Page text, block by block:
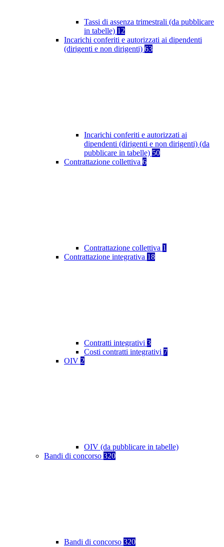
Tassi di assenza trimestrali (da pubblicare
in tabelle) 12
Incarichi conferiti e autorizzati ai dipendenti
(dirigenti e non dirigenti) 63
Incarichi conferiti e autorizzati ai
dipendenti (dirigenti e non dirigenti) (da
pubblicare in tabelle) 50
Contrattazione collettiva 6
Contrattazione collettiva 1
Contrattazione integrativa 18
Contratti integrativi 3
Costi contratti integrativi 7
OIV 2
OIV (da pubblicare in tabelle)
Bandi di concorso 320
Bandi di concorso 320